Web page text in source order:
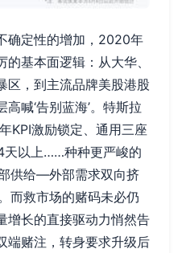
确定性的增加，2020年
基本面逻辑：从大华、
区，到主流品牌美股港股
喊‘告别蓝海’。特斯拉
KPI激励锁定、通用三座
以上……种种更严峻的
供给—外部需求双向挤
而救市场的赌码未必仍
增长的直接驱动力悄然告
端赌注，转身要求升级后